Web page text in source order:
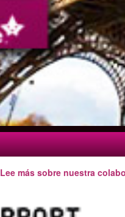
Lee más sobre nuestra